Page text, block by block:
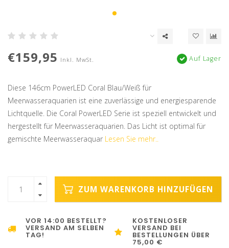
€159,95 Inkl. MwSt. Auf Lager
Diese 146cm PowerLED Coral Blau/Weiß für
Meerwasseraquarien ist eine zuverlässige und energiesparende
Lichtquelle. Die Coral PowerLED Serie ist speziell entwickelt und
hergestellt für Meerwasseraquarien. Das Licht ist optimal für
gemischte Meerwasseraquar Lesen Sie mehr..
ZUM WARENKORB HINZUFÜGEN
VOR 14:00 BESTELLT?
VERSAND AM SELBEN
TAG!
KOSTENLOSER
VERSAND BEI
BESTELLUNGEN ÜBER
75,00 €